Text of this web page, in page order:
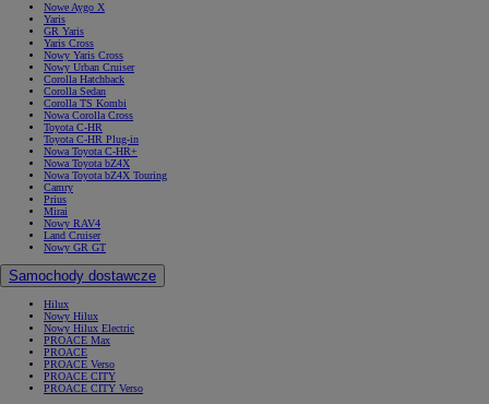
Nowe Aygo X
Yaris
GR Yaris
Yaris Cross
Nowy Yaris Cross
Nowy Urban Cruiser
Corolla Hatchback
Corolla Sedan
Corolla TS Kombi
Nowa Corolla Cross
Toyota C-HR
Toyota C-HR Plug-in
Nowa Toyota C-HR+
Nowa Toyota bZ4X
Nowa Toyota bZ4X Touring
Camry
Prius
Mirai
Nowy RAV4
Land Cruiser
Nowy GR GT
Samochody dostawcze
Hilux
Nowy Hilux
Nowy Hilux Electric
PROACE Max
PROACE
PROACE Verso
PROACE CITY
PROACE CITY Verso